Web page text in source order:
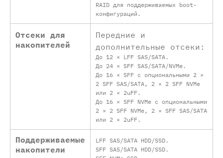
RAID для поддерживаемых boot-
конфигураций.
Отсеки для
накопителей
Передние и
дополнительные отсеки:
До 12 × LFF SAS/SATA.
До 24 × SFF SAS/SATA/NVMe.
До 16 × SFF с опциональными 2 ×
2 SFF SAS/SATA, 2 × 2 SFF NVMe
или 2 × 2uFF.
До 16 × SFF NVMe с опциональными
2 × 2 SFF NVMe, 2 × SFF SAS/SATA
или 2 × 2uFF.
Поддерживаемые
накопители
LFF SAS/SATA HDD/SSD.
SFF SAS/SATA HDD/SSD.